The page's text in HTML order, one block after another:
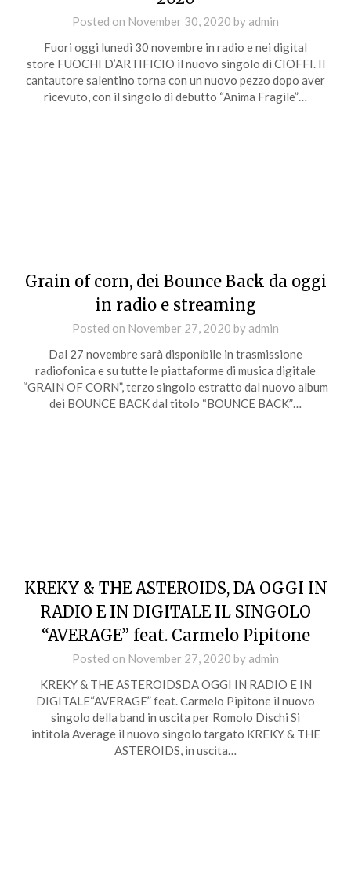
Posted on November 30, 2020 by admin
Fuori oggi lunedì 30 novembre in radio e nei digital
store FUOCHI D’ARTIFICIO il nuovo singolo di CIOFFI. Il
cantautore salentino torna con un nuovo pezzo dopo aver
ricevuto, con il singolo di debutto “Anima Fragile”…
Grain of corn, dei Bounce Back da oggi
in radio e streaming
Posted on November 27, 2020 by admin
Dal 27 novembre sarà disponibile in trasmissione
radiofonica e su tutte le piattaforme di musica digitale
“GRAIN OF CORN”, terzo singolo estratto dal nuovo album
dei BOUNCE BACK dal titolo “BOUNCE BACK”…
KREKY & THE ASTEROIDS, DA OGGI IN
RADIO E IN DIGITALE IL SINGOLO
“AVERAGE” feat. Carmelo Pipitone
Posted on November 27, 2020 by admin
KREKY & THE ASTEROIDSDA OGGI IN RADIO E IN
DIGITALE“AVERAGE” feat. Carmelo Pipitone il nuovo
singolo della band in uscita per Romolo Dischi Si
intitola Average il nuovo singolo targato KREKY & THE
ASTEROIDS, in uscita…